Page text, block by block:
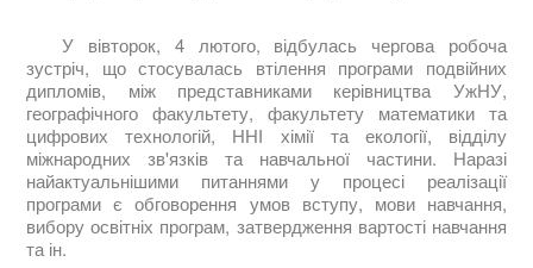
У вівторок, 4 лютого, відбулась чергова робоча
зустріч, що стосувалась втілення програми подвійних
дипломів, між представниками керівництва УжНУ,
географічного факультету, факультету математики та
цифрових технологій, ННІ хімії та екології, відділу
міжнародних зв'язків та навчальної частини. Наразі
найактуальнішими питаннями у процесі реалізації
програми є обговорення умов вступу, мови навчання,
вибору освітніх програм, затвердження вартості навчання
та ін.